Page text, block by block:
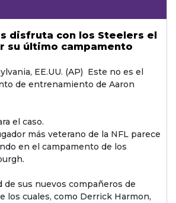
disfruta con los Steelers el
su último campamento
EE.UU. (AP)  Este no es el
de entrenamiento de Aaron
el caso.
más veterano de la NFL parece
en el campamento de los
de sus nuevos compañeros de
los cuales, como Derrick Harmon,